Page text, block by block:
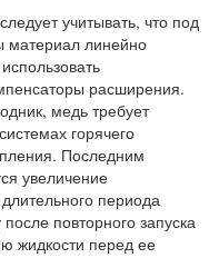
учитывать, что под
материал линейно
расширения.
медь требует
горячего
Последним
увеличение
периода
повторного запуска
жидкости перед ее